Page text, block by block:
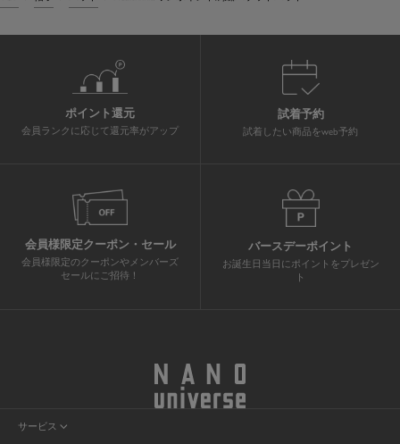
ポイント還元
会員ランクに応じて還元率がアップ
試着予約
試着したい商品をweb予約
会員様限定クーポン・セール
会員様限定のクーポンやメンバーズ
セールにご招待！
バースデーポイント
お誕生日当日にポイントをプレゼン
ト
サービス